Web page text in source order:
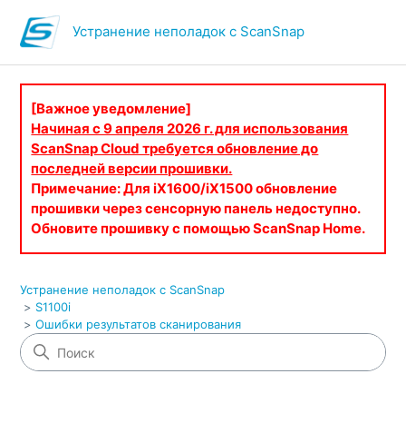
Устранение неполадок с ScanSnap
[Важное уведомление]
Начиная с 9 апреля 2026 г. для использования
ScanSnap Cloud требуется обновление до
последней версии прошивки.
Примечание: Для iX1600/iX1500 обновление
прошивки через сенсорную панель недоступно.
Обновите прошивку с помощью ScanSnap Home.
Устранение неполадок с ScanSnap
S1100i
Ошибки результатов сканирования